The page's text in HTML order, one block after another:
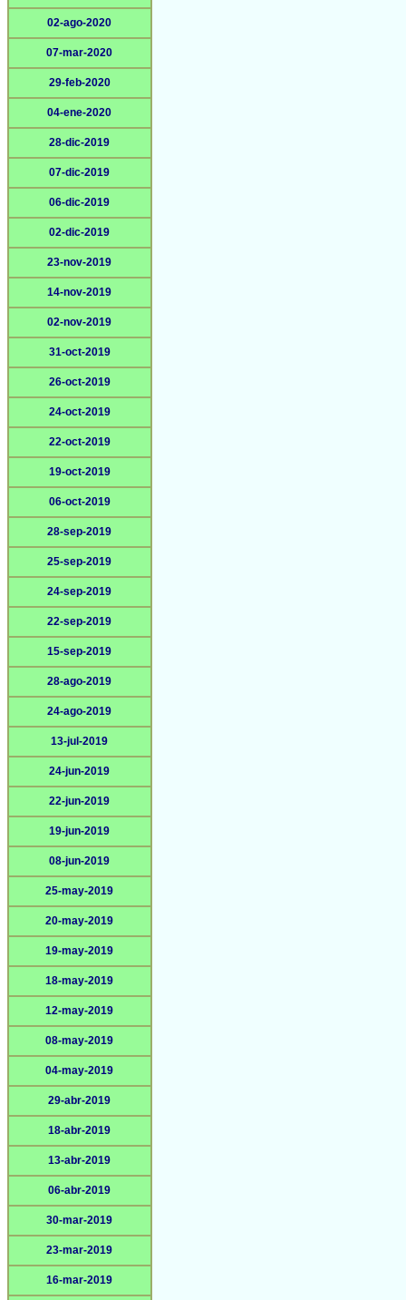
02-ago-2020
07-mar-2020
29-feb-2020
04-ene-2020
28-dic-2019
07-dic-2019
06-dic-2019
02-dic-2019
23-nov-2019
14-nov-2019
02-nov-2019
31-oct-2019
26-oct-2019
24-oct-2019
22-oct-2019
19-oct-2019
06-oct-2019
28-sep-2019
25-sep-2019
24-sep-2019
22-sep-2019
15-sep-2019
28-ago-2019
24-ago-2019
13-jul-2019
24-jun-2019
22-jun-2019
19-jun-2019
08-jun-2019
25-may-2019
20-may-2019
19-may-2019
18-may-2019
12-may-2019
08-may-2019
04-may-2019
29-abr-2019
18-abr-2019
13-abr-2019
06-abr-2019
30-mar-2019
23-mar-2019
16-mar-2019